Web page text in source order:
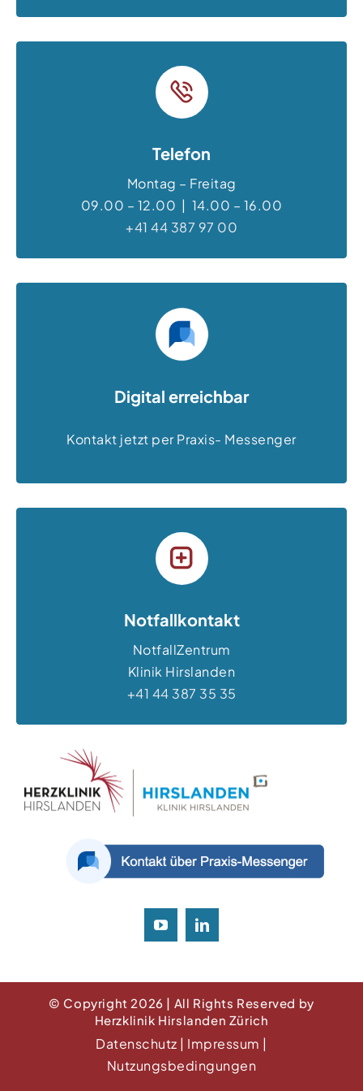
Telefon
Montag – Freitag
09.00 – 12.00 | 14.00 – 16.00
+41 44 387 97 00
Digital erreichbar
Kontakt jetzt per Praxis- Messenger
Notfallkontakt
NotfallZentrum
Klinik Hirslanden
+41 44 387 35 35
© Copyright 2026 | All Rights Reserved by
Herzklinik Hirslanden Zürich
Datenschutz | Impressum |
Nutzungsbedingungen